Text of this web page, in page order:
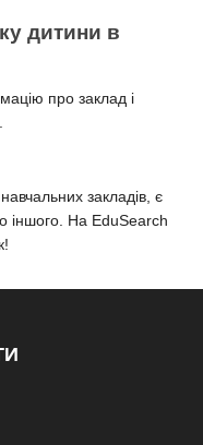
дитини в
про заклад і
закладів, є
іншого. На EduSearch